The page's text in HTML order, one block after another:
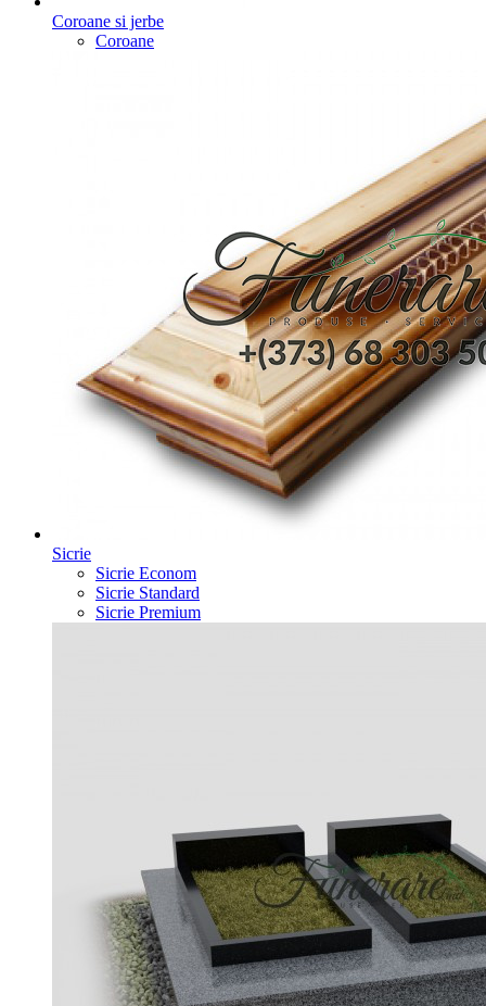
Coroane si jerbe
Coroane
Sicrie
Sicrie Econom
Sicrie Standard
Sicrie Premium